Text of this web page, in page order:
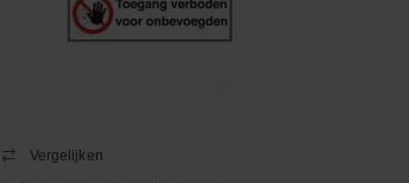
Vergelijken